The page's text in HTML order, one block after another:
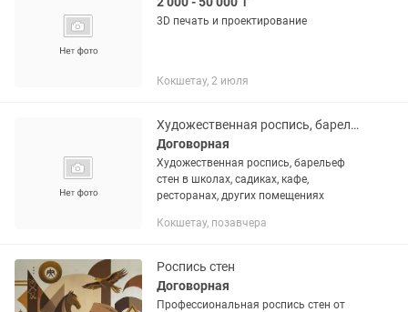
3D печать и проектирование
Кокшетау, 2 июля
Художественная роспись, барельеф стен в школах, садиках, кафе
Договорная
Художественная роспись, барельеф
стен в школах, садиках, кафе,
ресторанах, других помещениях
Кокшетау, позавчера
Роспись стен
Договорная
Профессиональная роспись стен от